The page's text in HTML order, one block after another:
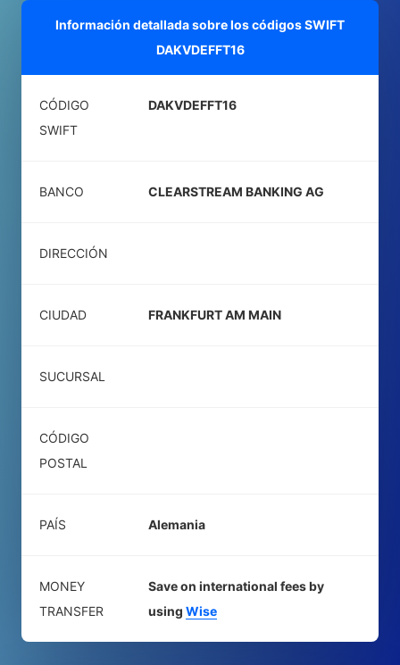
Información detallada sobre los códigos SWIFT
DAKVDEFFT16
CÓDIGO
SWIFT
DAKVDEFFT16
BANCO CLEARSTREAM BANKING AG
DIRECCIÓN
CIUDAD FRANKFURT AM MAIN
SUCURSAL
CÓDIGO
POSTAL
PAÍS Alemania
MONEY
TRANSFER
Save on international fees by
using Wise